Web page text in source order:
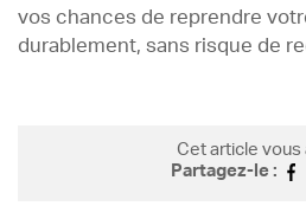
vos chances de reprendre
durablement, sans risque de
Cet article vous
Partagez-le :